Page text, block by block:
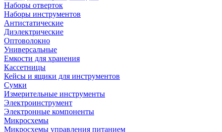
Наборы отверток
Наборы инструментов
Антистатические
Диэлектрические
Оптоволокно
Универсальные
Емкости для хранения
Кассетницы
Кейсы и ящики для инструментов
Сумки
Измерительные инструменты
Электроинструмент
Электронные компоненты
Микросхемы
Микросхемы управления питанием